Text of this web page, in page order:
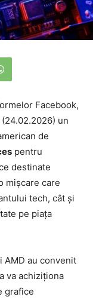
Facebook,
un
de
pentru
destinate
mișcare care
tech, cât și
pe piața
AMD au convenit
va achiziționa
grafice